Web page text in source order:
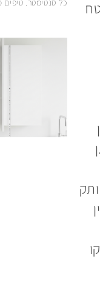
כל סנטימטר. טיפים